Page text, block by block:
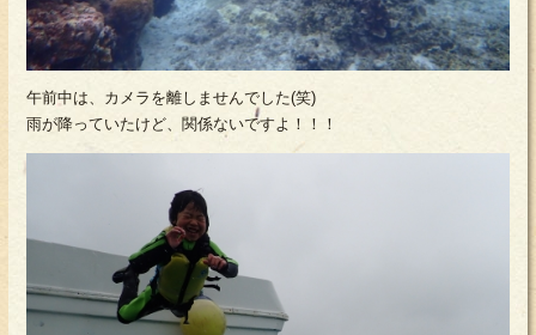
午前中は、カメラを離しませんでした(笑)
雨が降っていたけど、関係ないですよ！！！